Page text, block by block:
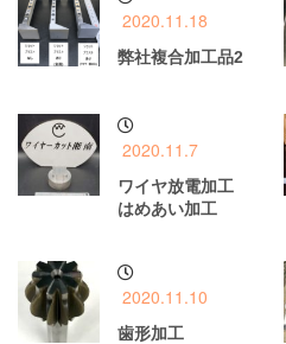
2020.11.18
弊社複合加工品2
2020.11.7
ワイヤ放電加工
はめあい加工
2020.11.10
歯形加工